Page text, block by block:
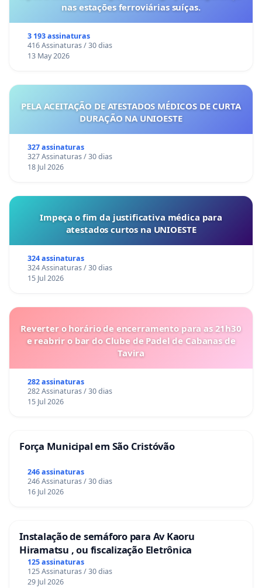
nas estações ferroviárias suíças.
3 193 assinaturas
416 Assinaturas / 30 dias
13 May 2026
PELA ACEITAÇÃO DE ATESTADOS MÉDICOS DE CURTA
DURAÇÃO NA UNIOESTE
327 assinaturas
327 Assinaturas / 30 dias
18 Jul 2026
Impeça o fim da justificativa médica para
atestados curtos na UNIOESTE
324 assinaturas
324 Assinaturas / 30 dias
15 Jul 2026
Reverter o horário de encerramento para as 21h30
e reabrir o bar do Clube de Padel de Cabanas de
Tavira
282 assinaturas
282 Assinaturas / 30 dias
15 Jul 2026
Força Municipal em São Cristóvão
246 assinaturas
246 Assinaturas / 30 dias
16 Jul 2026
Instalação de semáforo para Av Kaoru
Hiramatsu , ou fiscalização Eletrônica
125 assinaturas
125 Assinaturas / 30 dias
29 Jul 2026